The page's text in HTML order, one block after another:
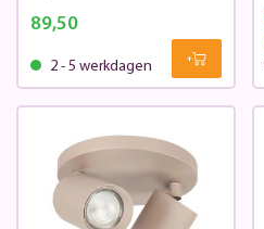
89,50
2 - 5 werkdagen